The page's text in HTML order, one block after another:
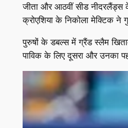
जीता और आठवीं सीड
क्रोएशिया के निकोला मेक्टिक ने
पुरुषों के डबल्स में ग्रैंड स्लैम
पाविक के लिए दूसरा और उनका